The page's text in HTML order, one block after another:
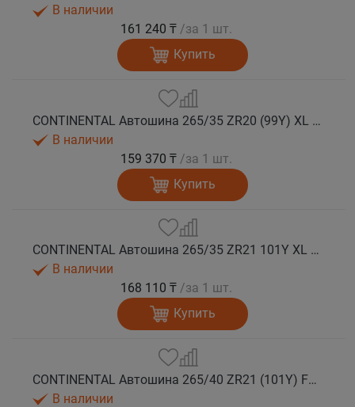
В наличии
161 240 ₸ /за 1 шт.
Купить
CONTINENTAL Автошина 265/35 ZR20 (99Y) XL FR SportContact 7 лето
В наличии
159 370 ₸ /за 1 шт.
Купить
CONTINENTAL Автошина 265/35 ZR21 101Y XL FR SportContact 7 лето
В наличии
168 110 ₸ /за 1 шт.
Купить
CONTINENTAL Автошина 265/40 ZR21 (101Y) FR SportContact 7 MGT лето
В наличии